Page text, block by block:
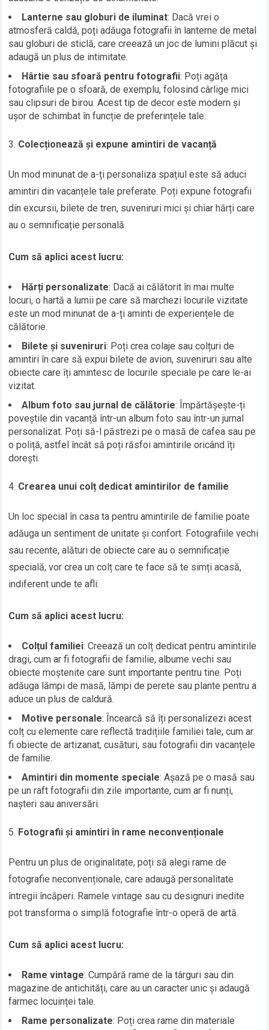
Lanterne sau globuri de iluminat: Dacă vrei o
atmosferă caldă, poți adăuga fotografii în lanterne de metal
sau globuri de sticlă, care creează un joc de lumini plăcut și
adaugă un plus de intimitate.
Hârtie sau sfoară pentru fotografii: Poți agăța
fotografiile pe o sfoară, de exemplu, folosind cârlige mici
sau clipsuri de birou. Acest tip de decor este modern și
ușor de schimbat în funcție de preferințele tale.
Colecționează și expune amintiri de vacanță
Un mod minunat de a-ți personaliza spațiul este să aduci
amintiri din vacanțele tale preferate. Poți expune fotografii
din excursii, bilete de tren, suveniruri mici și chiar hărți care
au o semnificație personală.
Cum să aplici acest lucru:
Hărți personalizate: Dacă ai călătorit în mai multe
locuri, o hartă a lumii pe care să marchezi locurile vizitate
este un mod minunat de a-ți aminti de experiențele de
călătorie.
Bilete și suveniruri: Poți crea colaje sau colțuri de
amintiri în care să expui bilete de avion, suveniruri sau alte
obiecte care îți amintesc de locurile speciale pe care le-ai
vizitat.
Album foto sau jurnal de călătorie: Împărtășește-ți
poveștile din vacanță într-un album foto sau într-un jurnal
personalizat. Poți să-l păstrezi pe o masă de cafea sau pe
o poliță, astfel încât să poți răsfoi amintirile oricând îți
dorești.
Crearea unui colț dedicat amintirilor de familie
Un loc special în casa ta pentru amintirile de familie poate
adăuga un sentiment de unitate și confort. Fotografiile vechi
sau recente, alături de obiecte care au o semnificație
specială, vor crea un colț care te face să te simți acasă,
indiferent unde te afli.
Cum să aplici acest lucru:
Colțul familiei: Creează un colț dedicat pentru amintirile
dragi, cum ar fi fotografii de familie, albume vechi sau
obiecte moștenite care sunt importante pentru tine. Poți
adăuga lămpi de masă, lămpi de perete sau plante pentru a
aduce un plus de caldură.
Motive personale: Încearcă să îți personalizezi acest
colț cu elemente care reflectă tradițiile familiei tale, cum ar
fi obiecte de artizanat, cusături, sau fotografii din vacanțele
de familie.
Amintiri din momente speciale: Așază pe o masă sau
pe un raft fotografii din zile importante, cum ar fi nunți,
nașteri sau aniversări.
Fotografii și amintiri în rame neconvenționale
Pentru un plus de originalitate, poți să alegi rame de
fotografie neconvenționale, care adaugă personalitate
întregii încăperi. Ramele vintage sau cu designuri inedite
pot transforma o simplă fotografie într-o operă de artă.
Cum să aplici acest lucru:
Rame vintage: Cumpără rame de la târguri sau din
magazine de antichități, care au un caracter unic și adaugă
farmec locuinței tale.
Rame personalizate: Poți crea rame din materiale